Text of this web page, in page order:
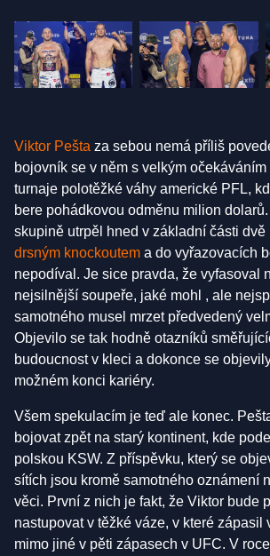
Viktor Pešta za sebou nemá příliš
bojovník se v něm s velkým
turnaje polotěžké váhy americké PFL,
bere pohádkovou odměnu milion
skupině utrpěl hned v základní části dvě
drsným knockoutem a do vyřazovacích
nepodíval. Je sice pravda, že vyfasoval
nejsilnější soupeře, jaké mohl , ale
samotného musel mrzet předvedený
Objevilo se tak hodně otazníků
budoucnost v kleci a dokonce se
možném konci kariéry.
Všem spekulacím je teď ale konec.
bojovat zpět na starý kontinent, kde
polskou KSW. Z příspěvku, který se
sítích jsou kromě samotného oznámení
věci. První z nich je fakt, že Viktor bude
nastupovat v těžké váze, v které zápasil
mimo jiné v pěti zápasech v UFC. V